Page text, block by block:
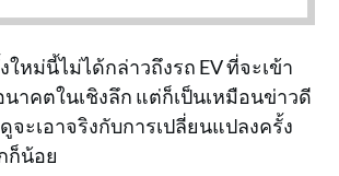
ใหม่นี้ไม่ได้กล่าวถึงรถ EV ที่จะเข้า
าคตในเชิงลึก แต่ก็เป็นเหมือนข่าวดี
ดูจะเอาจริงกับการเปลี่ยนแปลงครั้ง
ก็น้อย